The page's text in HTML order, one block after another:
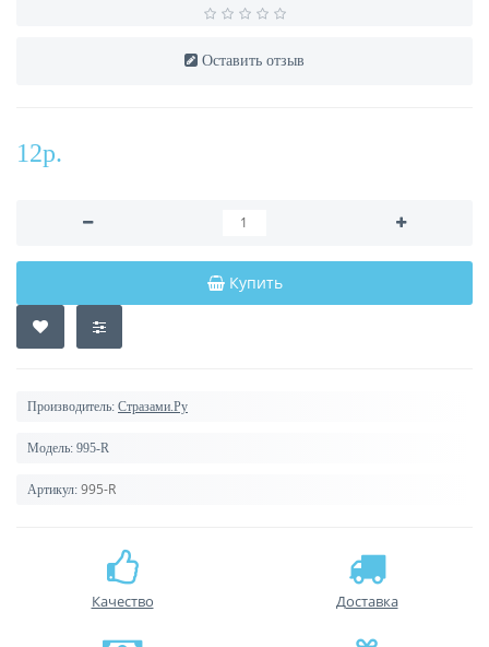
Оставить отзыв
12р.
Купить
Производитель: Стразами.Ру
Модель: 995-R
Артикул: 995-R
Качество Доставка